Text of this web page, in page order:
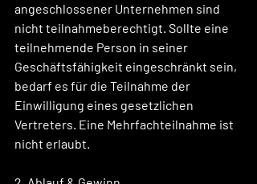
angeschlossener Unternehmen sind
nicht teilnahmeberechtigt. Sollte eine
teilnehmende Person in seiner
Geschäftsfähigkeit eingeschränkt sein,
bedarf es für die Teilnahme der
Einwilligung eines gesetzlichen
Vertreters. Eine Mehrfachteilnahme ist
nicht erlaubt.